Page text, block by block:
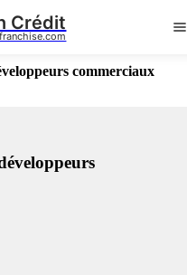
Crédit
commerciaux